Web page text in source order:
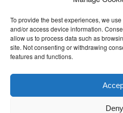
To provide the best experiences, we
and/or access device information.
allow us to process data such as
site. Not consenting or withdrawing
features and functions.
Deny
Gunaratneonඅභිධර්මයේ මූලික
ආහාර රූප) 02-05-2026
Proudly powered